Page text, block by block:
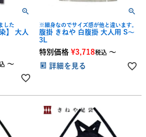
した
】 大人
〜
※細身なのでサイズ感が他と違います。
腹掛 きねや 白腹掛 大人用 S～
3L
特別価格 ¥3,718税込 〜
詳細を見る